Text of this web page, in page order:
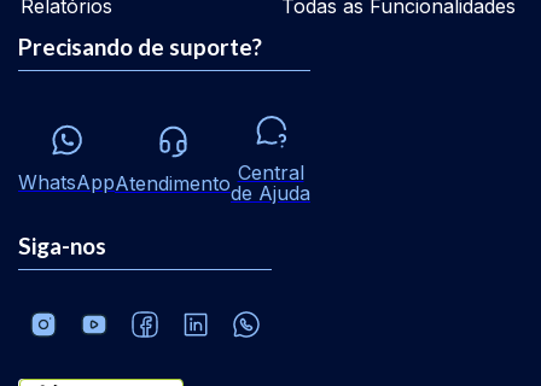
Relatórios
Todas as Funcionalidades
Precisando de suporte?
WhatsAppAtendimento Central
de Ajuda
Siga-nos